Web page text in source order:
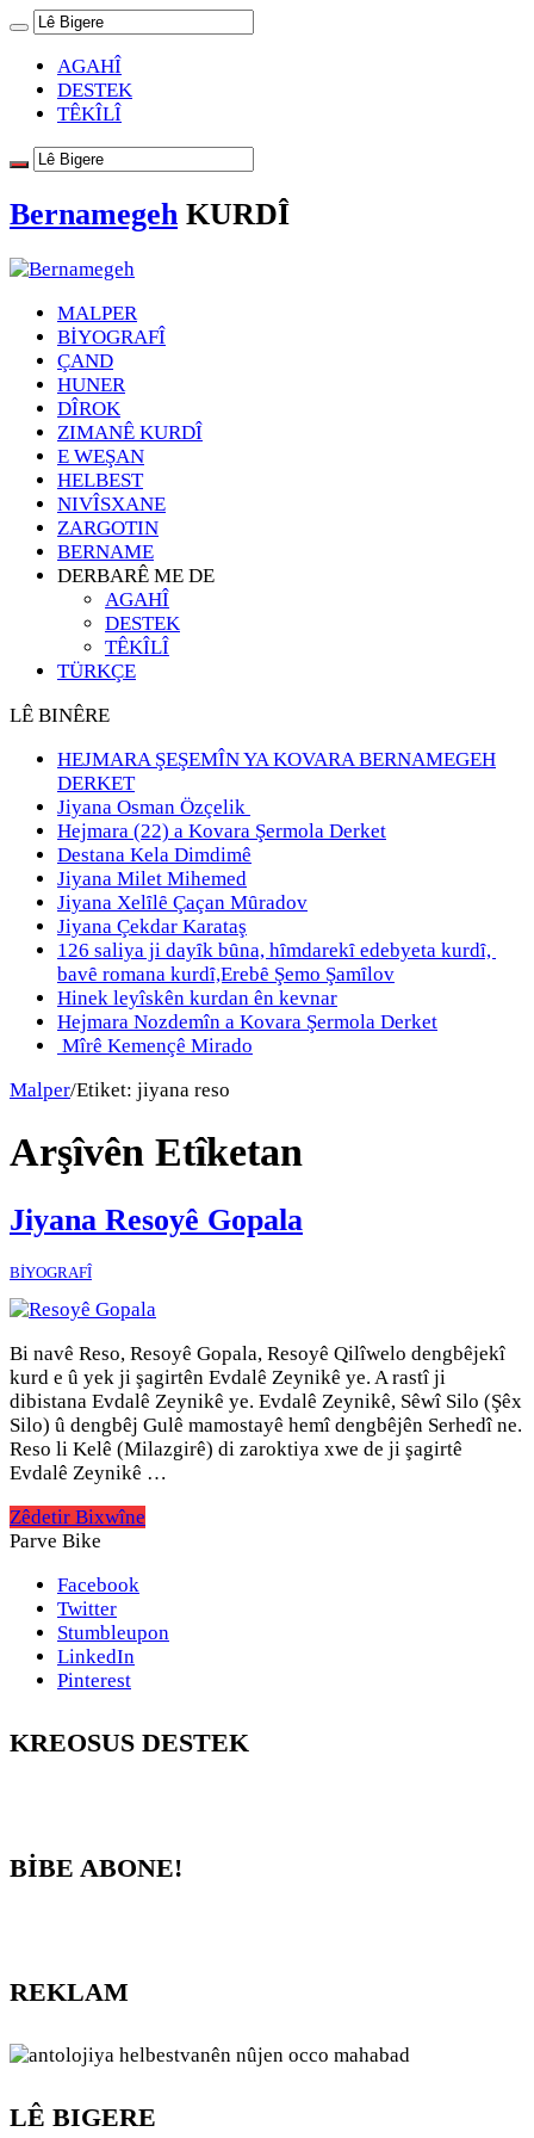
AGAHÎ
DESTEK
TÊKÎLÎ
Bernamegeh KURDÎ
MALPER
BİYOGRAFÎ
ÇAND
HUNER
DÎROK
ZIMANÊ KURDÎ
E WEŞAN
HELBEST
NIVÎSXANE
ZARGOTIN
BERNAME
DERBARÊ ME DE
AGAHÎ
DESTEK
TÊKÎLÎ
TÜRKÇE
LÊ BINÊRE
HEJMARA ŞEŞEMÎN YA KOVARA BERNAMEGEH
DERKET
Jiyana Osman Özçelik
Hejmara (22) a Kovara Şermola Derket
Destana Kela Dimdimê
Jiyana Milet Mihemed
Jiyana Xelȋlȇ Çaçan Mȗradov
Jiyana Çekdar Karataş
126 saliya ji dayȋk bȗna, hȋmdarekȋ edebyeta kurdȋ,
bavȇ romana kurdȋ,Erebȇ Şemo Şamȋlov
Hinek leyîskên kurdan ên kevnar
Hejmara Nozdemîn a Kovara Şermola Derket
Mîrê Kemençê Mirado
Malper/Etiket: jiyana reso
Arşîvên Etîketan
Jiyana Resoyê Gopala
BİYOGRAFÎ
Bi navê Reso, Resoyê Gopala, Resoyê Qilîwelo dengbêjekî
kurd e û yek ji şagirtên Evdalê Zeynikê ye. A rastî ji
dibistana Evdalê Zeynikê ye. Evdalê Zeynikê, Sêwî Silo (Şêx
Silo) û dengbêj Gulê mamostayê hemî dengbêjên Serhedî ne.
Reso li Kelê (Milazgirê) di zaroktiya xwe de ji şagirtê
Evdalê Zeynikê …
Zêdetir Bixwîne
Parve Bike
Facebook
Twitter
Stumbleupon
LinkedIn
Pinterest
KREOSUS DESTEK
BİBE ABONE!
REKLAM
LÊ BIGERE